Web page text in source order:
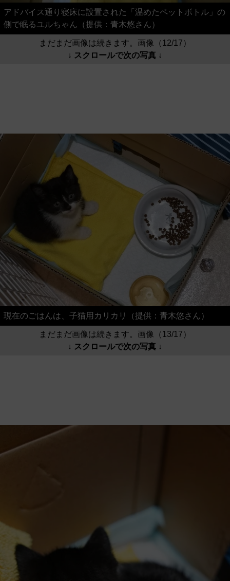
アドバイス通り寝床に設置された「温めたペットボトル」の
側で眠るユルちゃん（提供：青木悠さん）
まだまだ画像は続きます。画像（12/17）
↓ スクロールで次の写真 ↓
現在のごはんは、子猫用カリカリ（提供：青木悠さん）
まだまだ画像は続きます。画像（13/17）
↓ スクロールで次の写真 ↓